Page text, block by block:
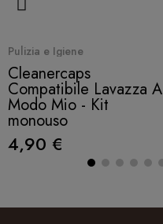
Quick View
Pulizia e Igiene
Cleanercaps
Compatibile Lavazza A
Modo Mio - Kit
monouso
4,90 €